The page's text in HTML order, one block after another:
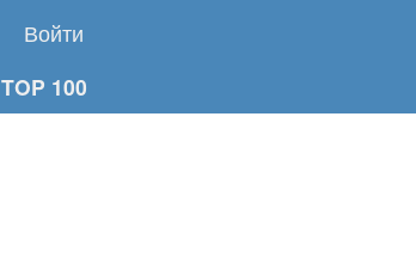
Войти
TOP 100